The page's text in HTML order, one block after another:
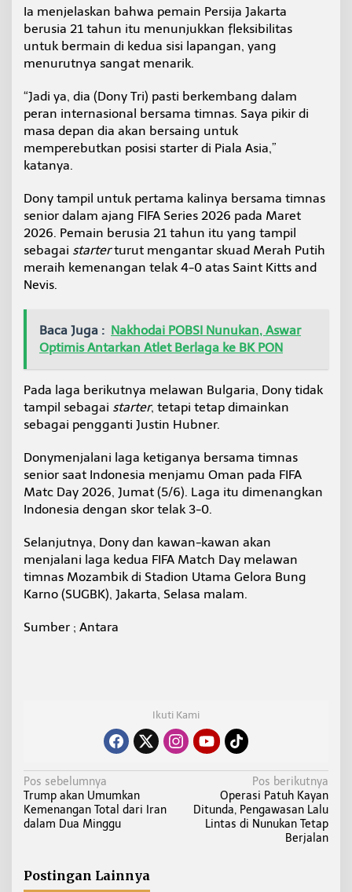
Ia menjelaskan bahwa pemain Persija Jakarta
berusia 21 tahun itu menunjukkan fleksibilitas
untuk bermain di kedua sisi lapangan, yang
menurutnya sangat menarik.
“Jadi ya, dia (Dony Tri) pasti berkembang dalam
peran internasional bersama timnas. Saya pikir di
masa depan dia akan bersaing untuk
memperebutkan posisi starter di Piala Asia,”
katanya.
Dony tampil untuk pertama kalinya bersama timnas
senior dalam ajang FIFA Series 2026 pada Maret
2026. Pemain berusia 21 tahun itu yang tampil
sebagai starterturut mengantar skuad Merah Putih
meraih kemenangan telak 4-0 atas Saint Kitts and
Nevis.
Baca Juga : Nakhodai POBSI Nunukan, Aswar
Optimis Antarkan Atlet Berlaga ke BK PON
Pada laga berikutnya melawan Bulgaria, Dony tidak
tampil sebagai starter, tetapi tetap dimainkan
sebagai pengganti Justin Hubner.
Donymenjalani laga ketiganya bersama timnas
senior saat Indonesia menjamu Oman pada FIFA
Matc Day 2026, Jumat (5/6). Laga itu dimenangkan
Indonesia dengan skor telak 3-0.
Selanjutnya, Dony dan kawan-kawan akan
menjalani laga kedua FIFA Match Day melawan
timnas Mozambik di Stadion Utama Gelora Bung
Karno (SUGBK), Jakarta, Selasa malam.
Sumber ; Antara
Ikuti Kami
N
a
v
a
Pos sebelumnya
Trump akan Umumkan
Kemenangan Total dari Iran
dalam Dua Minggu
Pos berikutnya
Operasi Patuh Kayan
Ditunda, Pengawasan Lalu
Lintas di Nunukan Tetap
Berjalan
Postingan Lainnya